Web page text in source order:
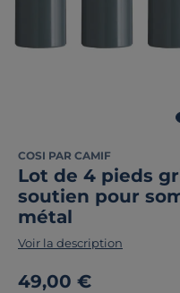
COSI PAR CAMIF
Lot de 4 pieds
soutien pour
métal
Voir la description
49,00 €